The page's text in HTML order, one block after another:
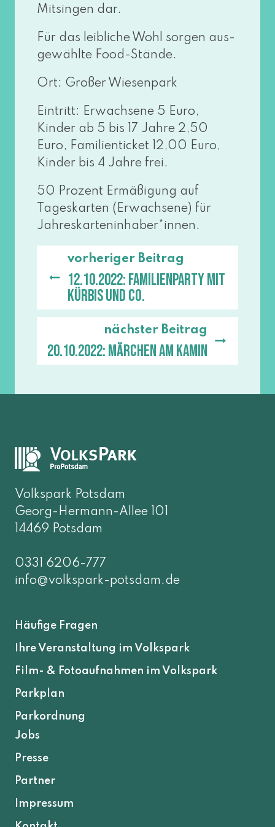
Mitsingen dar.
Für das leib­li­che Wohl sor­gen aus­
ge­wähl­te Food-Stände.
Ort: Großer Wiesenpark
Eintritt: Erwachsene 5 Euro,
Kinder ab 5 bis 17 Jahre 2,50
Euro, Familienticket 12,00 Euro,
Kinder bis 4 Jahre frei.
50 Prozent Ermäßigung auf
Tageskarten (Erwachsene) für
Jahreskarteninhaber*innen.
vorheriger Beitrag
12.10.2022: Familienparty mit
Kürbis und Co.
nächster Beitrag
20.10.2022: Märchen am Kamin
Volkspark Potsdam
Georg-Hermann-Allee 101
14469 Potsdam
0331 6206-777
info@volkspark-potsdam.de
Häufige Fragen
Ihre Veranstaltung im Volkspark
Film- & Fotoaufnahmen im Volkspark
Parkplan
Parkordnung
Jobs
Presse
Partner
Impressum